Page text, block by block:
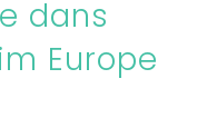
dans
Europe